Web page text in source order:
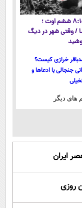
ساعت ۸:۱۵ ششم اوت ؛
/ وقتی شهر در دیگ
خرازی کیست؟
جنجالی با ادعاها و
های دیگر
ایران